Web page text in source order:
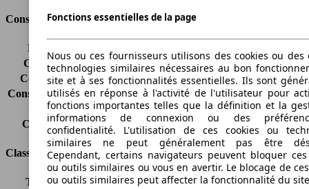
Consommation
Émissions de CO2*
Consommation (ville)
22.5 l/100km
Consommation (route)
10.6 l/100km
Consommation (combinée)* 15.0 l/100km
Classe d'émissions
pas d'information
Capacité du réservoir
80 l
Classes d'assurance
Tous risques
-
Fonctions essentielles de la page
Nous ou ces fournisseurs utilisons des cookies ou des
technologies similaires nécessaires au bon
site et à ses fonctionnalités essentielles. Ils sont
utilisés en réponse à l'activité de l'utilisateur pour
fonctions importantes telles que la définition et la
informations de connexion ou des
confidentialité. L'utilisation de ces cookies ou
similaires ne peut généralement pas être
Cependant, certains navigateurs peuvent bloquer ces
ou outils similaires ou vous en avertir. Le blocage de
ou outils similaires peut affecter la fonctionnalité du